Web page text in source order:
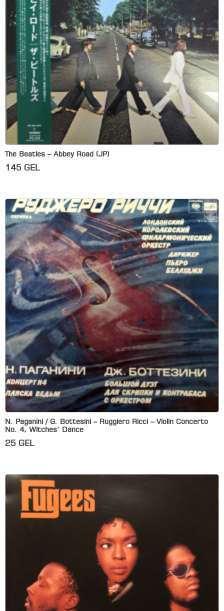
The Beatles – Abbey Road (JP)
145 GEL
N. Paganini / G. Bottesini – Ruggiero Ricci – Violin Concerto
No. 4, Witches’ Dance
25 GEL